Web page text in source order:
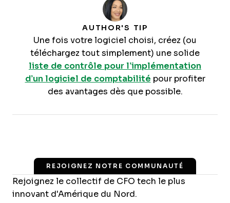
AUTHOR'S TIP
Une fois votre logiciel choisi, créez (ou
téléchargez tout simplement) une solide
liste de contrôle pour l’implémentation
d’un logiciel de comptabilité pour profiter
des avantages dès que possible.
REJOIGNEZ NOTRE COMMUNAUTÉ
Rejoignez le collectif de CFO tech le plus
innovant d'Amérique du Nord.